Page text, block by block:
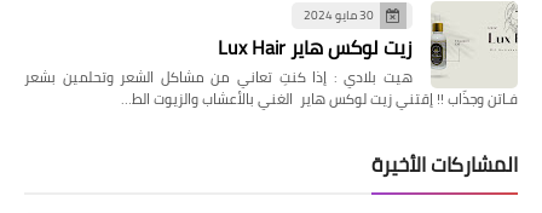
30 مايو 2024
زيت لوكس هاير Lux Hair
هيت بلادي : إذا كنتِ تعاني من مشاكل الشعر وتحلمين بشعر
فـاتن وجذّاب !! إقتني زيت لوكس هاير الغني بالأعشاب والزيوت الط…
المشاركات الأخيرة